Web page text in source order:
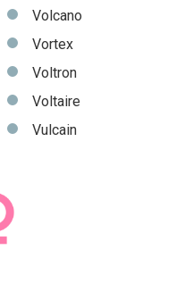
Volcano
Vortex
Voltron
Voltaire
Vulcain